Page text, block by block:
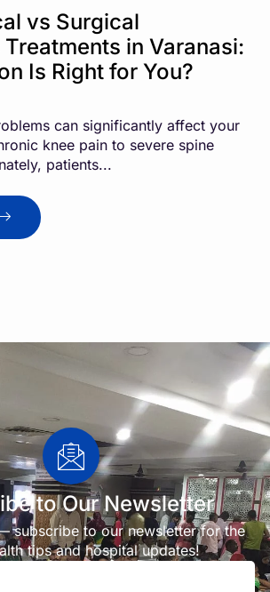
vs Surgical
in Varanasi:
Is Right for You?
can significantly affect your
knee pain to severe spine
patients...
to Our Newsletter
subscribe to our newsletter for the
tips and hospital updates!